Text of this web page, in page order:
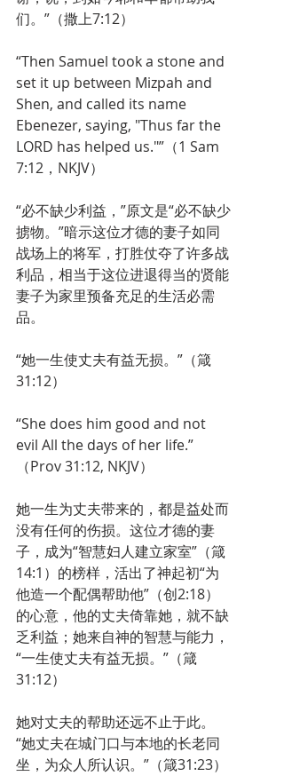
们。”（撒上7:12）
“Then Samuel took a stone and
set it up between Mizpah and
Shen, and called its name
Ebenezer, saying, "Thus far the
LORD has helped us."”（1 Sam
7:12，NKJV）
“必不缺少利益，”原文是“必不缺少
掳物。”暗示这位才德的妻子如同
战场上的将军，打胜仗夺了许多战
利品，相当于这位进退得当的贤能
妻子为家里预备充足的生活必需
品。
“她一生使丈夫有益无损。”（箴
31:12）
“She does him good and not
evil All the days of her life.”
（Prov 31:12, NKJV）
她一生为丈夫带来的，都是益处而
没有任何的伤损。这位才德的妻
子，成为“智慧妇人建立家室”（箴
14:1）的榜样，活出了神起初“为
他造一个配偶帮助他”（创2:18）
的心意，他的丈夫倚靠她，就不缺
乏利益；她来自神的智慧与能力，
“一生使丈夫有益无损。”（箴
31:12）
她对丈夫的帮助还远不止于此。
“她丈夫在城门口与本地的长老同
坐，为众人所认识。”（箴31:23）